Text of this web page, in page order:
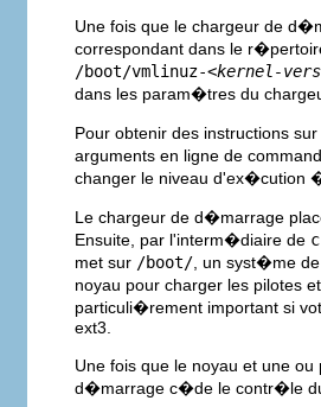
Une fois que le chargeur de
correspondant dans le
/boot/vmlinuz-<kernel-
dans les param�tres du
Pour obtenir des instructions
arguments en ligne de
changer le niveau d'ex�cution
Le chargeur de d�marrage
Ensuite, par l'interm�diaire de
met sur /boot/ , un syst�me
noyau pour charger les pilotes
particuli�rement important si
ext3.
Une fois que le noyau et une
d�marrage c�de le contr�le